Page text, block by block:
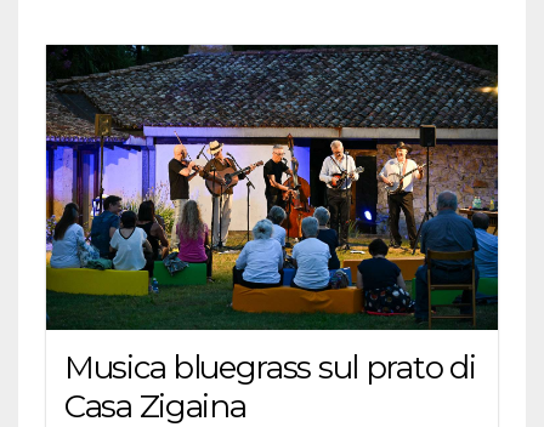
Musica bluegrass sul prato di
Casa Zigaina